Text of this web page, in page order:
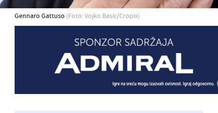
Gennaro Gattuso (Foto: Vojko Basic/Cropix)